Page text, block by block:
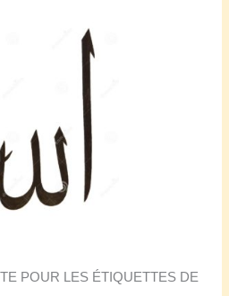
POUR LES ÉTIQUETTES DE